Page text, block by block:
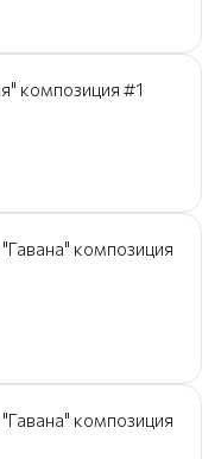
композиция #1
композиция
композиция